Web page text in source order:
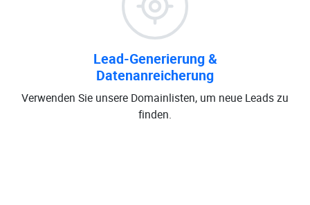
Lead-Generierung &
Datenanreicherung
Verwenden Sie unsere Domainlisten, um neue Leads zu
finden.